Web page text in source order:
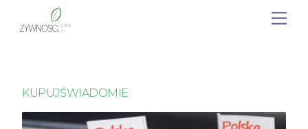
KUPUJŚWIADOMIE